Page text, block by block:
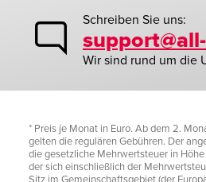
Schreiben Sie uns:
Wir sind rund um die
* Preis je Monat in Euro. Ab dem 2.
gelten die regulären Gebühren. Der
die gesetzliche Mehrwertsteuer in Höhe
der sich einschließlich der
Sitz im Gemeinschaftsgebiet (der